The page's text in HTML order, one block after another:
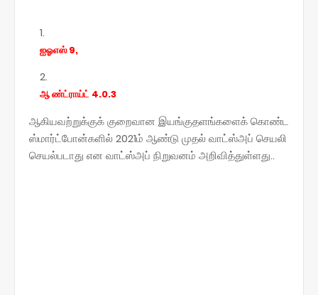
ஐஓஎஸ் 9,
ஆ ண்ட்ராய்ட் 4.0.3
ஆகியவற்றுக்குக் குறைவான இயங்குதளங்களைக் கொண்ட
ஸ்மார்ட்போன்களில் 2021ம் ஆண்டு முதல் வாட்ஸ்அப் செயலி
செயல்படாது என வாட்ஸ்அப் நிறுவனம் அறிவித்துள்ளது..